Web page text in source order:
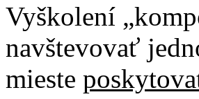
Vyškolení
navštevovať
mieste